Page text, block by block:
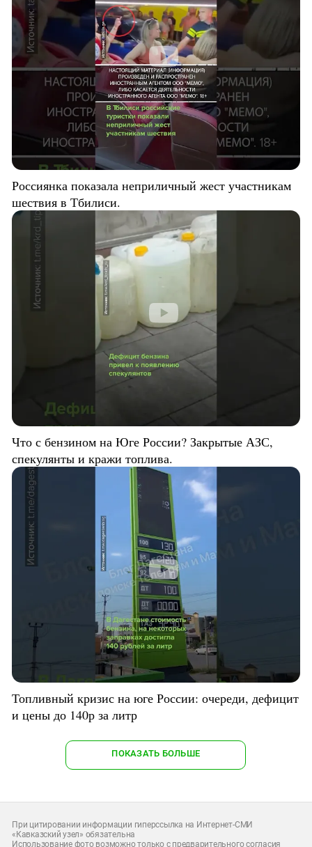
Россиянка показала неприличный жест участникам
шествия в Тбилиси.
Что с бензином на Юге России? Закрытые АЗС,
спекулянты и кражи топлива.
Топливный кризис на юге России: очереди, дефицит
и цены до 140р за литр
ПОКАЗАТЬ БОЛЬШЕ
При цитировании информации гиперссылка на Интернет-СМИ
«Кавказский узел» обязательна
Использование фото возможно только с предварительного согласия